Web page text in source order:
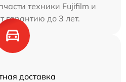
техники Fujifilm и
гарантию до 3 лет.
доставка